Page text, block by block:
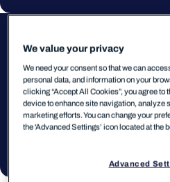
アーティスト
Mikko
マルウェア
複数のマ
年
媒体
タブレッ
We value your privacy
We need your consent so that we can
personal data, and information on your
clicking “Accept All Cookies”, you agree to
device to enhance site navigation, analyze
marketing efforts. You can change your
the 'Advanced Settings’ icon located at the
Advanced